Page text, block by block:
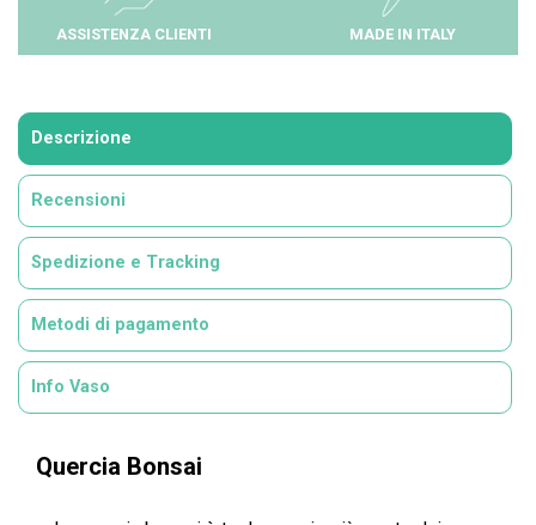
ASSISTENZA CLIENTI MADE IN ITALY
Descrizione
Recensioni
Spedizione e Tracking
Metodi di pagamento
Info Vaso
Quercia Bonsai